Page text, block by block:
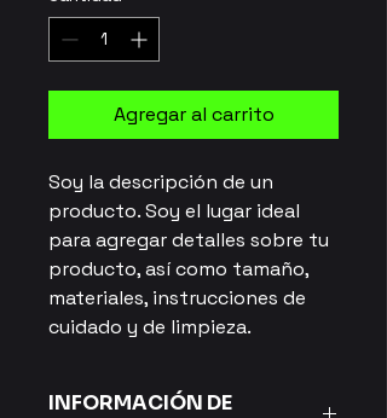
Agregar al carrito
Soy la descripción de un
producto. Soy el lugar ideal
para agregar detalles sobre tu
producto, así como tamaño,
materiales, instrucciones de
cuidado y de limpieza.
INFORMACIÓN DE